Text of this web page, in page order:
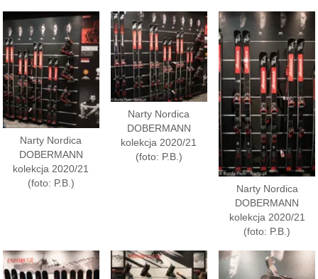
Narty Nordica
DOBERMANN
kolekcja 2020/21
(foto: P.B.)
Narty Nordica
DOBERMANN
kolekcja 2020/21
(foto: P.B.)
Narty Nordica
DOBERMANN
kolekcja 2020/21
(foto: P.B.)